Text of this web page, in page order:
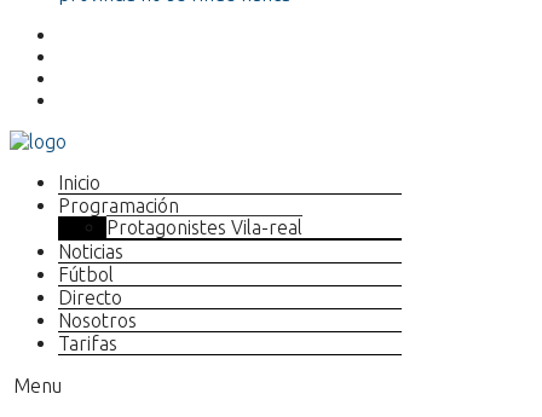
Inicio
Programación
Protagonistes Vila-real
Noticias
Fútbol
Directo
Nosotros
Tarifas
Menu